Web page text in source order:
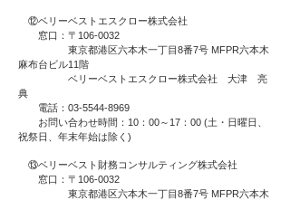
⑫ベリーベストエスクロー株式会社
窓口：〒106-0032
東京都港区六本木一丁目8番7号 MFPR六本木
麻布台ビル11階
ベリーベストエスクロー株式会社 大津 亮
典
電話：03-5544-8969
お問い合わせ時間：10：00～17：00 (土・日曜日、
祝祭日、年末年始は除く)
⑬ベリーベスト財務コンサルティング株式会社
窓口：〒106-0032
東京都港区六本木一丁目8番7号 MFPR六本木